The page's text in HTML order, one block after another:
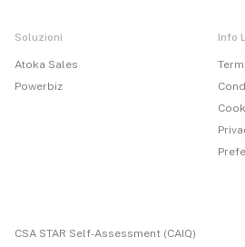
Soluzioni
Atoka Sales
Powerbiz
Info
CSA STAR Self-Assessment (CAIQ)